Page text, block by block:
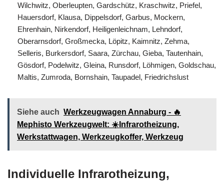
Wilchwitz, Oberleupten, Gardschütz, Kraschwitz, Priefel,
Hauersdorf, Klausa, Dippelsdorf, Garbus, Mockern,
Ehrenhain, Nirkendorf, Heiligenleichnam, Lehndorf,
Oberarnsdorf, Großmecka, Löpitz, Kaimnitz, Zehma,
Selleris, Burkersdorf, Saara, Zürchau, Gieba, Tautenhain,
Gösdorf, Podelwitz, Gleina, Runsdorf, Löhmigen, Goldschau,
Maltis, Zumroda, Bornshain, Taupadel, Friedrichslust
Siehe auch Werkzeugwagen Annaburg - 🔥
Mephisto Werkzeugwelt: ☀️Infrarotheizung,
Werkstattwagen, Werkzeugkoffer, Werkzeug
Individuelle Infrarotheizung,